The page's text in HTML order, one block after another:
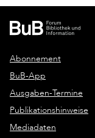
Abonnement
BuB-App
Ausgaben-Termine
Publikationshinweise
Mediadaten